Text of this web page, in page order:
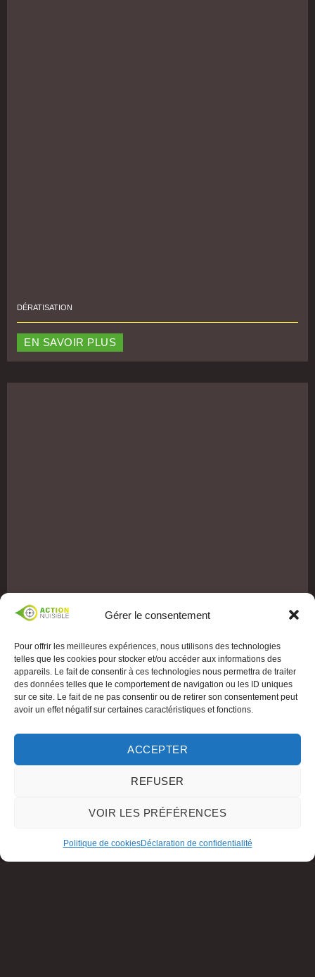
Gérer le consentement
Pour offrir les meilleures expériences, nous utilisons des technologies
telles que les cookies pour stocker et/ou accéder aux informations des
appareils. Le fait de consentir à ces technologies nous permettra de traiter
des données telles que le comportement de navigation ou les ID uniques
sur ce site. Le fait de ne pas consentir ou de retirer son consentement peut
avoir un effet négatif sur certaines caractéristiques et fonctions.
ACCEPTER
REFUSER
VOIR LES PRÉFÉRENCES
Politique de cookiesDéclaration de confidentialité
DÉRATISATION
EN SAVOIR PLUS